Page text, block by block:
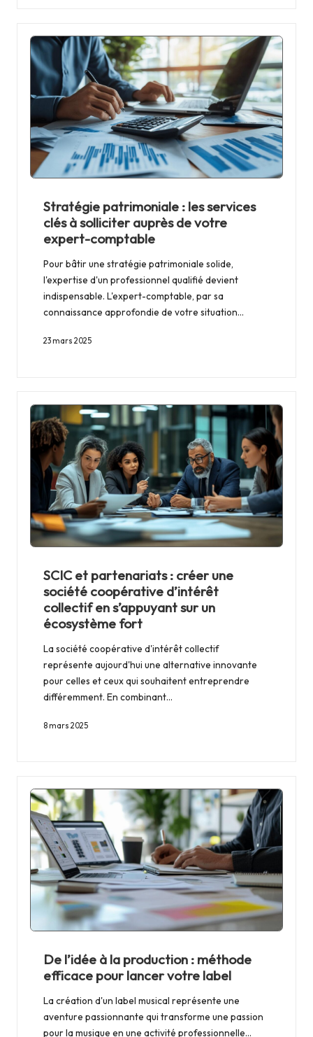
Stratégie patrimoniale : les services
clés à solliciter auprès de votre
expert-comptable
Pour bâtir une stratégie patrimoniale solide,
l'expertise d'un professionnel qualifié devient
indispensable. L'expert-comptable, par sa
connaissance approfondie de votre situation…
23 mars 2025
SCIC et partenariats : créer une
société coopérative d’intérêt
collectif en s’appuyant sur un
écosystème fort
La société coopérative d'intérêt collectif
représente aujourd'hui une alternative innovante
pour celles et ceux qui souhaitent entreprendre
différemment. En combinant…
8 mars 2025
De l’idée à la production : méthode
efficace pour lancer votre label
La création d'un label musical représente une
aventure passionnante qui transforme une passion
pour la musique en une activité professionnelle…